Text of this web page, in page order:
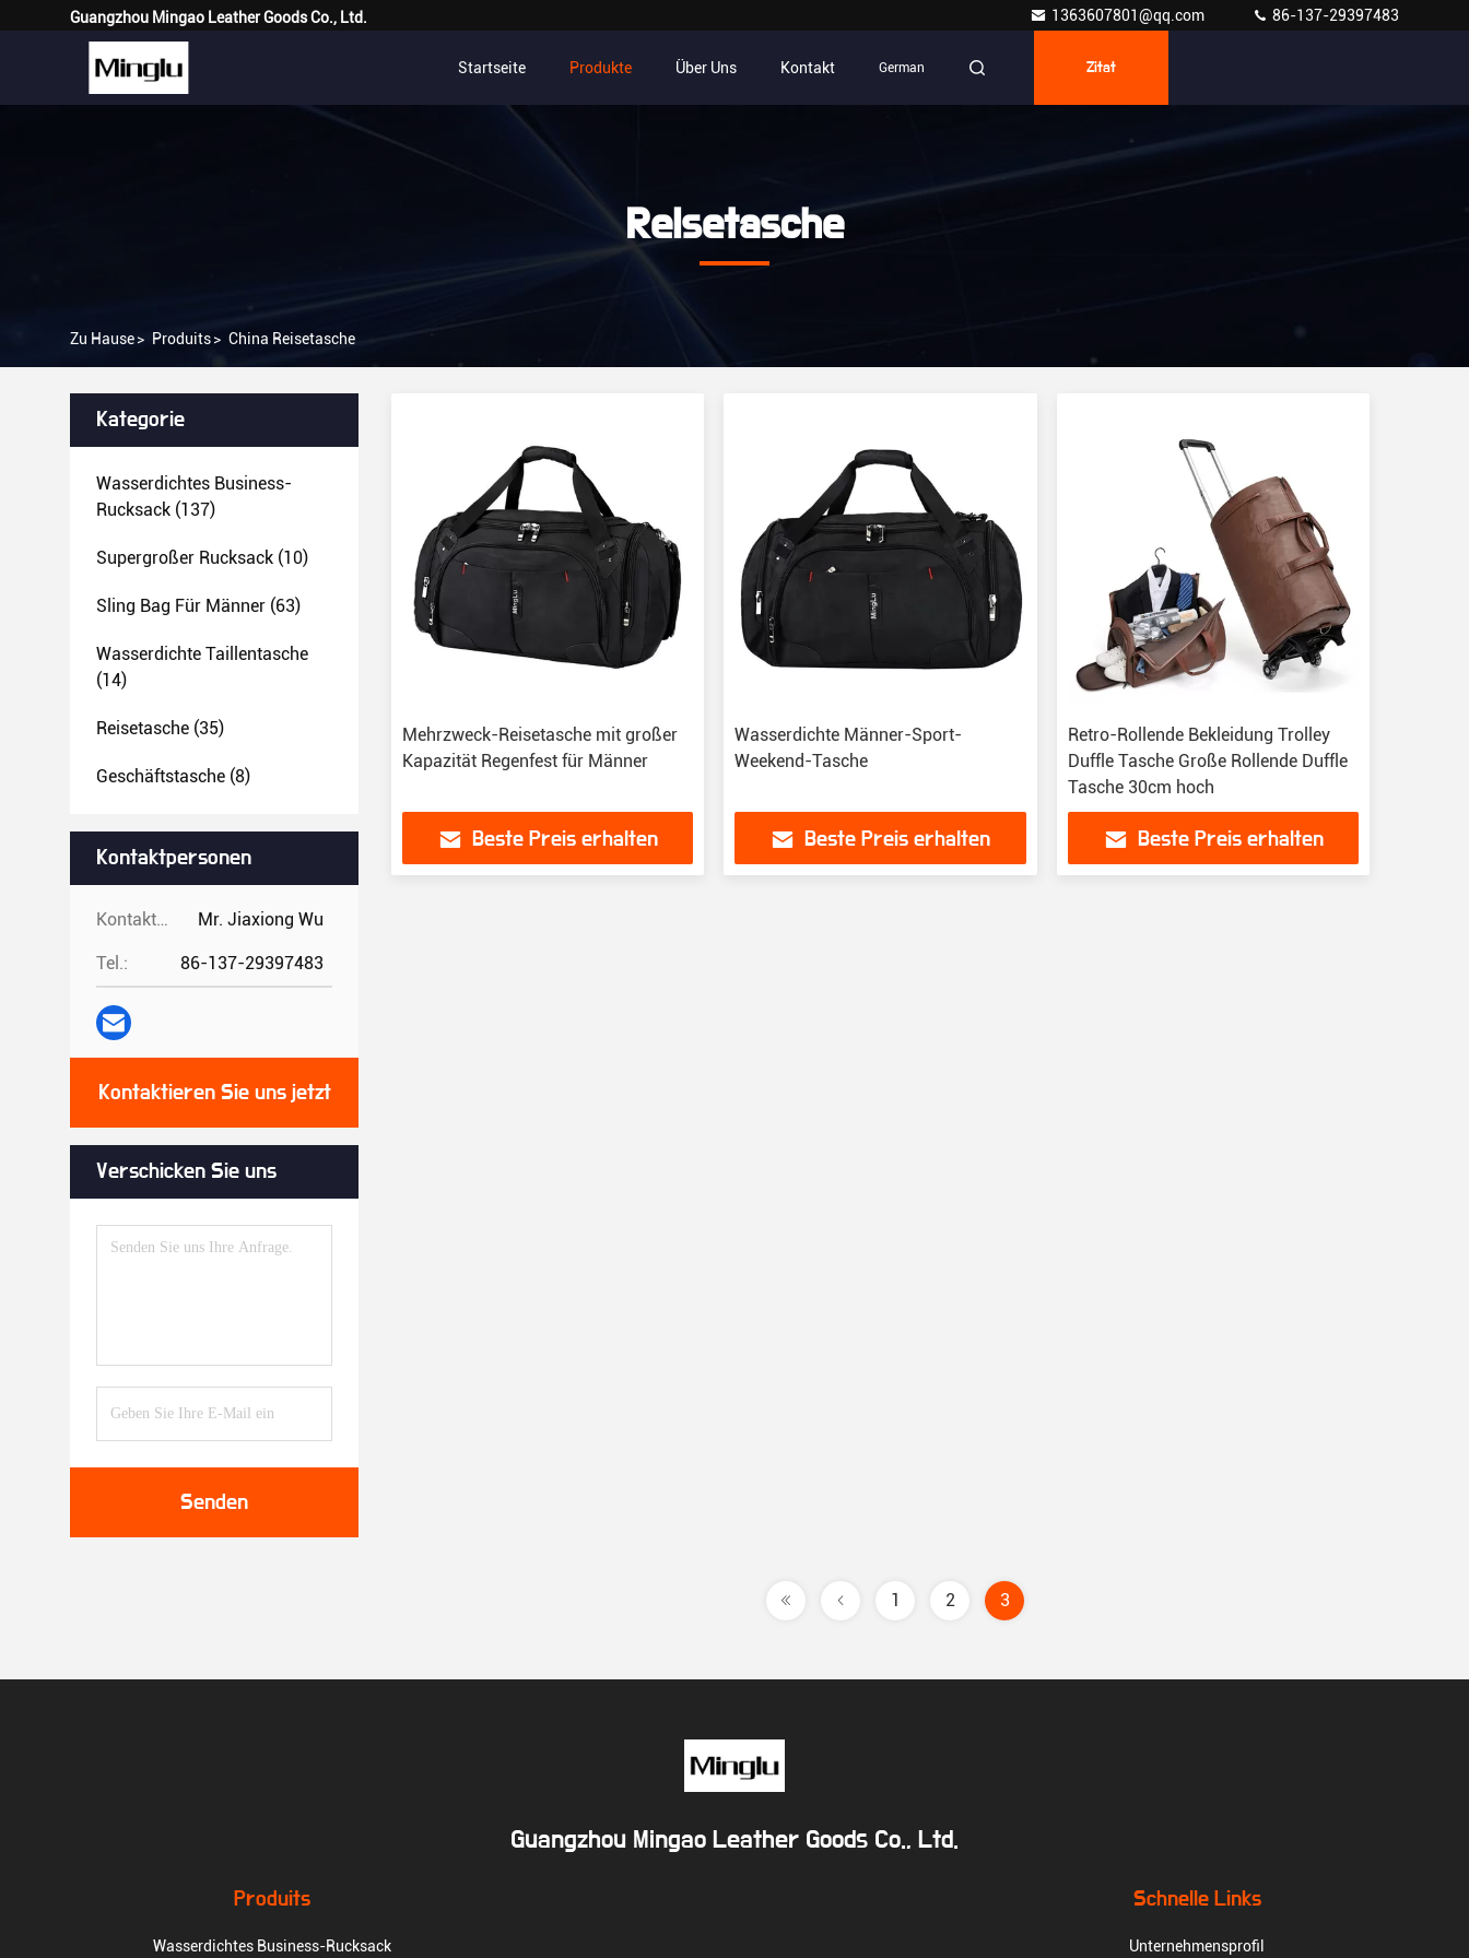
Guangzhou Mingao Leather Goods Co., Ltd. 1363607801@qq.com 86-137-29397483
Startseite Produkte Über Uns Kontakt German Zitat
Reisetasche
Zu Hause> Produits> China Reisetasche
Kategorie
Wasserdichtes Business-
Rucksack (137)
Supergroßer Rucksack (10)
Sling Bag Für Männer (63)
Wasserdichte Taillentasche
(14)
Reisetasche (35)
Geschäftstasche (8)
Kontaktpersonen
Kontaktpersonen: Mr. Jiaxiong Wu
Tel.: 86-137-29397483
Kontaktieren Sie uns jetzt
Verschicken Sie uns
Senden
Mehrzweck-Reisetasche mit großer
Kapazität Regenfest für Männer
Beste Preis erhalten
Wasserdichte Männer-Sport-
Weekend-Tasche
Beste Preis erhalten
Retro-Rollende Bekleidung Trolley
Duffle Tasche Große Rollende Duffle
Tasche 30cm hoch
Beste Preis erhalten
1 2 3
Guangzhou Mingao Leather Goods Co., Ltd.
Produits
Wasserdichtes Business-Rucksack
Schnelle Links
Unternehmensprofil